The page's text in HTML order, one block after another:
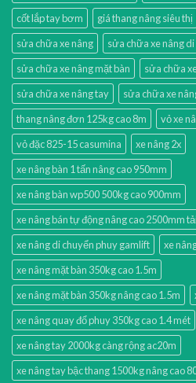
cốt lắp tay bơm
giá thang nâng siêu thị
sửa chữa xe nâng
sửa chữa xe nâng
sửa chữa xe nâng mặt bàn
sửa chữa
sửa chữa xe nâng tay
sửa chữa xe
thang nâng đơn 125kg cao 8m
vỏ xe
vỏ đặc 825-15 casumina
xe nâng 2x
xe nâng bàn 1 tấn nâng cao 950mm
xe nâng bàn wp500 500kg cao 900mm
xe nâng bán tự động nâng cao 2500mm
xe nâng di chuyển phuy gamlift
xe
xe nâng mặt bàn 350kg cao 1.5m
xe nâng mặt bàn 350kg nâng cao 1.5m
xe nâng quay đổ phuy 350kg cao 1.4 mét
xe nâng tay 2000kg càng rộng ac20m
xe nâng tay bậc thang 1500kg nâng cao